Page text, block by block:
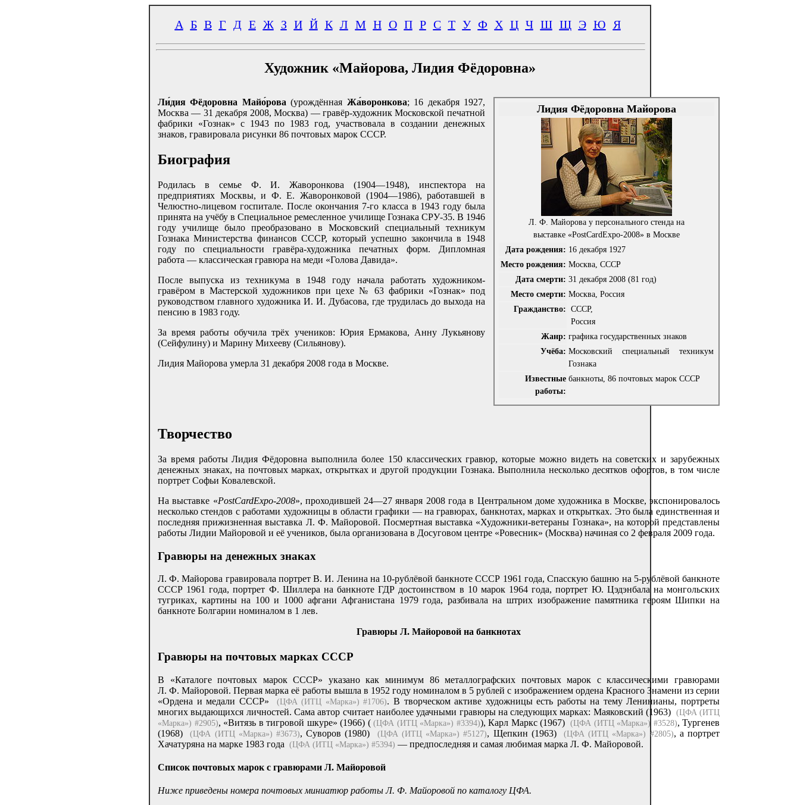
А Б В Г Д Е Ж З И Й К Л М Н О П Р С Т У Ф Х Ц Ч Ш Щ Э Ю Я
Художник «Майорова, Лидия Фёдоровна»
Лидия Фёдоровна Майорова
Л. Ф. Майорова у персонального стенда на
выставке «PostCardExpo-2008» в Москве
Дата рождения: 16 декабря 1927
Место рождения: Москва, СССР
Дата смерти: 31 декабря 2008 (81 год)
Место смерти: Москва, Россия
Гражданство: СССР,
Россия
Жанр: графика государственных знаков
Учёба: Московский специальный техникум
Гознака
Известные
работы:
банкноты, 86 почтовых марок СССР
Ли́дия Фёдоровна Майо́рова (урождённая Жа́воронкова; 16 декабря 1927,
Москва — 31 декабря 2008, Москва) — гравёр-художник Московской печатной
фабрики «Гознак» с 1943 по 1983 год, участвовала в создании денежных
знаков, гравировала рисунки 86 почтовых марок СССР.
Биография
Родилась в семье Ф. И. Жаворонкова (1904—1948), инспектора на
предприятиях Москвы, и Ф. Е. Жаворонковой (1904—1986), работавшей в
Челюстно-лицевом госпитале. После окончания 7-го класса в 1943 году была
принята на учёбу в Специальное ремесленное училище Гознака СРУ-35. В 1946
году училище было преобразовано в Московский специальный техникум
Гознака Министерства финансов СССР, который успешно закончила в 1948
году по специальности гравёра-художника печатных форм. Дипломная
работа — классическая гравюра на меди «Голова Давида».
После выпуска из техникума в 1948 году начала работать художником-
гравёром в Мастерской художников при цехе № 63 фабрики «Гознак» под
руководством главного художника И. И. Дубасова, где трудилась до выхода на
пенсию в 1983 году.
За время работы обучила трёх учеников: Юрия Ермакова, Анну Лукьянову
(Сейфулину) и Марину Михееву (Сильянову).
Лидия Майорова умерла 31 декабря 2008 года в Москве.
Творчество
За время работы Лидия Фёдоровна выполнила более 150 классических гравюр, которые можно видеть на советских и зарубежных
денежных знаках, на почтовых марках, открытках и другой продукции Гознака. Выполнила несколько десятков офортов, в том числе
портрет Софьи Ковалевской.
На выставке «PostCardExpo-2008», проходившей 24—27 января 2008 года в Центральном доме художника в Москве, экспонировалось
несколько стендов с работами художницы в области графики — на гравюрах, банкнотах, марках и открытках. Это была единственная и
последняя прижизненная выставка Л. Ф. Майоровой. Посмертная выставка «Художники-ветераны Гознака», на которой представлены
работы Лидии Майоровой и её учеников, была организована в Досуговом центре «Ровесник» (Москва) начиная со 2 февраля 2009 года.
Гравюры на денежных знаках
Л. Ф. Майорова гравировала портрет В. И. Ленина на 10-рублёвой банкноте СССР 1961 года, Спасскую башню на 5-рублёвой банкноте
СССР 1961 года, портрет Ф. Шиллера на банкноте ГДР достоинством в 10 марок 1964 года, портрет Ю. Цэдэнбала на монгольских
тугриках, картины на 100 и 1000 афгани Афганистана 1979 года, разбивала на штрих изображение памятника героям Шипки на
банкноте Болгарии номиналом в 1 лев.
Гравюры Л. Майоровой на банкнотах
Гравюры на почтовых марках СССР
В «Каталоге почтовых марок СССР» указано как минимум 86 металлографских почтовых марок с классическими гравюрами
Л. Ф. Майоровой. Первая марка её работы вышла в 1952 году номиналом в 5 рублей с изображением ордена Красного Знамени из серии
«Ордена и медали СССР» (ЦФА (ИТЦ «Марка») #1706). В творческом активе художницы есть работы на тему Ленинианы, портреты
многих выдающихся личностей. Сама автор считает наиболее удачными гравюры на следующих марках: Маяковский (1963) (ЦФА (ИТЦ
«Марка») #2905), «Витязь в тигровой шкуре» (1966) ( (ЦФА (ИТЦ «Марка») #3394)), Карл Маркс (1967) (ЦФА (ИТЦ «Марка») #3528), Тургенев
(1968)(ЦФА (ИТЦ «Марка») #3673), Суворов (1980) (ЦФА (ИТЦ «Марка») #5127), Щепкин (1963)(ЦФА (ИТЦ «Марка») #2805), а портрет
Хачатуряна на марке 1983 года (ЦФА (ИТЦ «Марка») #5394) — предпоследняя и самая любимая марка Л. Ф. Майоровой.
Список почтовых марок с гравюрами Л. Майоровой
Ниже приведены номера почтовых миниатюр работы Л. Ф. Майоровой по каталогу ЦФА.